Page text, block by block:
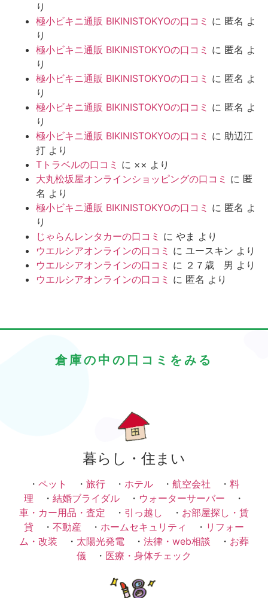
り
極小ビキニ通販 BIKINISTOKYOの口コミ に 匿名 よ
り
極小ビキニ通販 BIKINISTOKYOの口コミ に 匿名 よ
り
極小ビキニ通販 BIKINISTOKYOの口コミ に 匿名 よ
り
極小ビキニ通販 BIKINISTOKYOの口コミ に 匿名 よ
り
極小ビキニ通販 BIKINISTOKYOの口コミ に 助辺江
打 より
Tトラベルの口コミ に ×× より
大丸松坂屋オンラインショッピングの口コミ に 匿
名 より
極小ビキニ通販 BIKINISTOKYOの口コミ に 匿名 よ
り
じゃらんレンタカーの口コミ に やま より
ウエルシアオンラインの口コミ に ユースキン より
ウエルシアオンラインの口コミ に ２７歳 男 より
ウエルシアオンラインの口コミ に 匿名 より
倉庫の中の口コミをみる
暮らし・住まい
・ ペット ・ 旅行 ・ ホテル ・ 航空会社 ・ 料
理 ・ 結婚ブライダル ・ ウォーターサーバー ・
車・カー用品・査定 ・ 引っ越し ・ お部屋探し・賃
貸 ・ 不動産 ・ ホームセキュリティ ・ リフォー
ム・改装 ・ 太陽光発電 ・ 法律・web相談 ・ お葬
儀 ・ 医療・身体チェック